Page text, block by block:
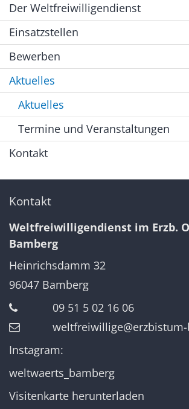
Der Weltfreiwilligendienst
Einsatzstellen
Bewerben
Aktuelles
Aktuelles
Termine und Veranstaltungen
Kontakt
Kontakt
Weltfreiwilligendienst im Erzb.
Bamberg
Heinrichsdamm 32
96047 Bamberg
09 51 5 02 16 06
Instagram:
weltwaerts_bamberg
Visitenkarte herunterladen